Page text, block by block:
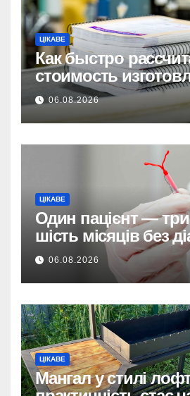
ЦІКАВЕ
Как быстро
стоимость
06.08.2026
ЦІКАВЕ
Один пацієнт — три
шість місяців без
ховається
06.08.2026
ЦІКАВЕ
Мангал у стилі